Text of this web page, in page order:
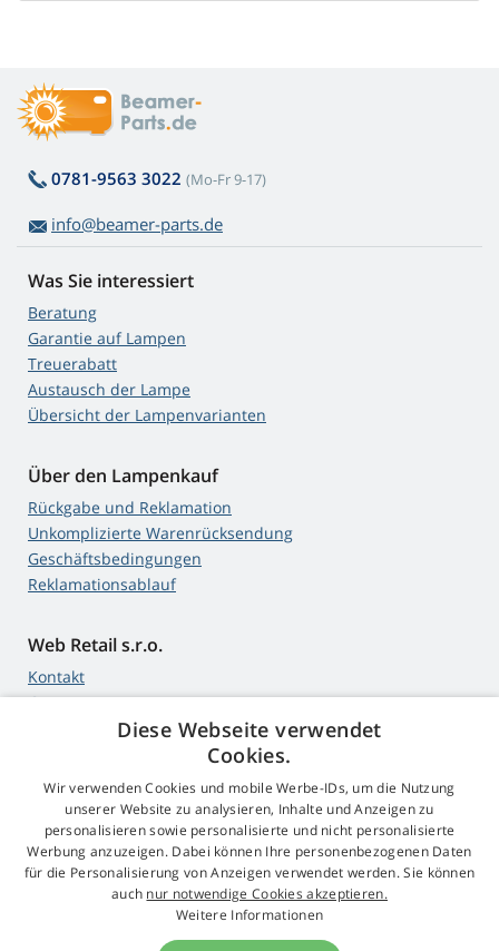
0781-9563 3022 (Mo-Fr 9-17)
info@beamer-parts.de
Was Sie interessiert
Beratung
Garantie auf Lampen
Treuerabatt
Austausch der Lampe
Übersicht der Lampenvarianten
Über den Lampenkauf
Rückgabe und Reklamation
Unkomplizierte Warenrücksendung
Geschäftsbedingungen
Reklamationsablauf
Web Retail s.r.o.
Kontakt
GDPR
4,9Sterne
545 Bewertungen Google
© 2009 - 2026 Beamer-Parts.de
Diese Webseite verwendet
Cookies.
Wir verwenden Cookies und mobile Werbe-IDs, um die Nutzung
unserer Website zu analysieren, Inhalte und Anzeigen zu
personalisieren sowie personalisierte und nicht personalisierte
Werbung anzuzeigen. Dabei können Ihre personenbezogenen Daten
für die Personalisierung von Anzeigen verwendet werden. Sie können
auch nur notwendige Cookies akzeptieren.
Weitere Informationen